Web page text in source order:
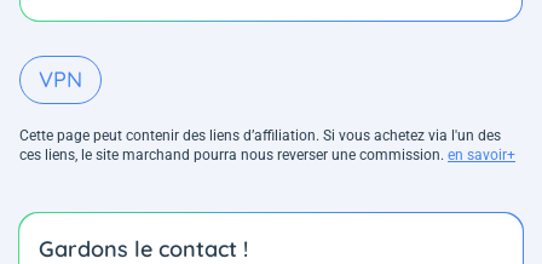
VPN
Cette page peut contenir des liens d’affiliation. Si vous achetez via l'un des
ces liens, le site marchand pourra nous reverser une commission. en savoir+
Gardons le contact !